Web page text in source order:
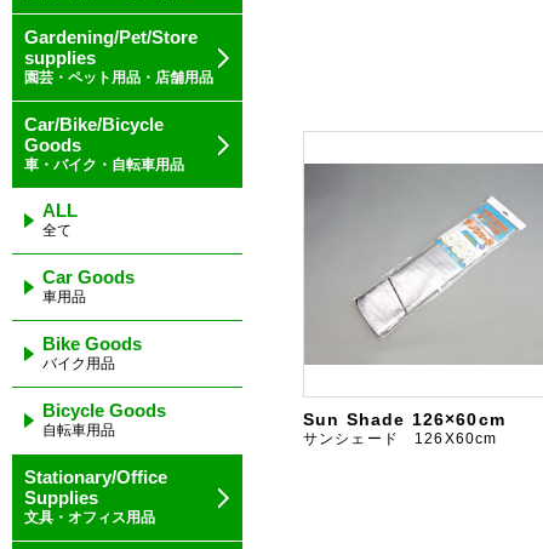
Gardening/Pet/Store
supplies
園芸・ペット用品・店舗用品
Car/Bike/Bicycle
Goods
車・バイク・自転車用品
ALL
全て
Car Goods
車用品
Bike Goods
バイク用品
Bicycle Goods
自転車用品
Stationary/Office
Supplies
文具・オフィス用品
Sun Shade 126×60cm
サンシェード 126X60cm